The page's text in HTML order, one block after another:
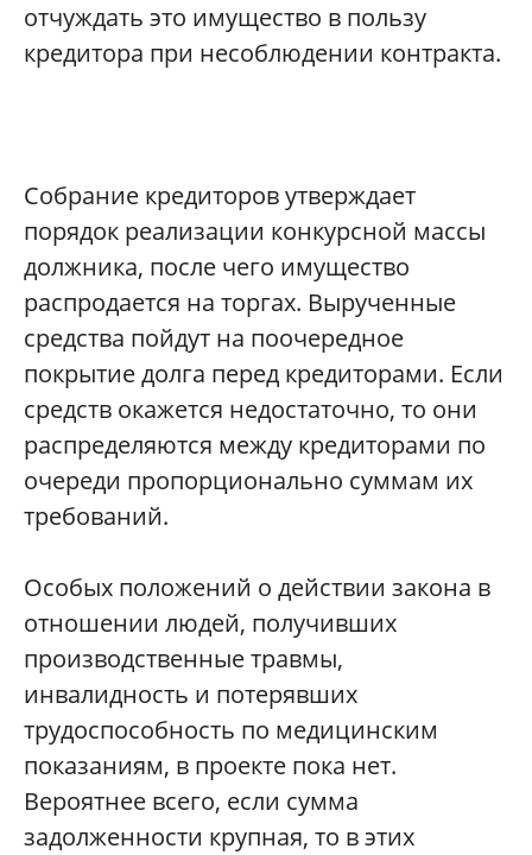
отчуждать это имущество в пользу
кредитора при несоблюдении контракта.
Собрание кредиторов утверждает
порядок реализации конкурсной массы
должника, после чего имущество
распродается на торгах. Вырученные
средства пойдут на поочередное
покрытие долга перед кредиторами. Если
средств окажется недостаточно, то они
распределяются между кредиторами по
очереди пропорционально суммам их
требований.
Особых положений о действии закона в
отношении людей, получивших
производственные травмы,
инвалидность и потерявших
трудоспособность по медицинским
показаниям, в проекте пока нет.
Вероятнее всего, если сумма
задолженности крупная, то в этих